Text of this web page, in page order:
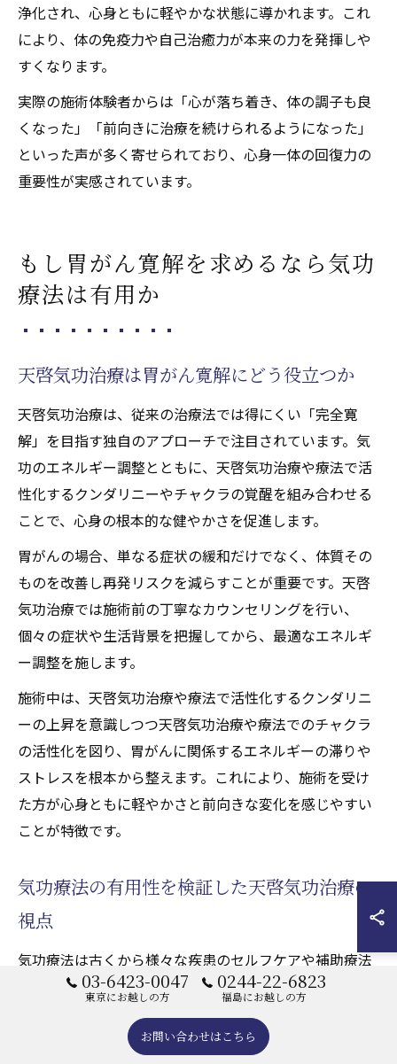
浄化され、心身ともに軽やかな状態に導かれます。これ
により、体の免疫力や自己治癒力が本来の力を発揮しや
すくなります。
実際の施術体験者からは「心が落ち着き、体の調子も良
くなった」「前向きに治療を続けられるようになった」
といった声が多く寄せられており、心身一体の回復力の
重要性が実感されています。
もし胃がん寛解を求めるなら気功
療法は有用か
天啓気功治療は胃がん寛解にどう役立つか
天啓気功治療は、従来の治療法では得にくい「完全寛
解」を目指す独自のアプローチで注目されています。気
功のエネルギー調整とともに、天啓気功治療や療法で活
性化するクンダリニーやチャクラの覚醒を組み合わせる
ことで、心身の根本的な健やかさを促進します。
胃がんの場合、単なる症状の緩和だけでなく、体質その
ものを改善し再発リスクを減らすことが重要です。天啓
気功治療では施術前の丁寧なカウンセリングを行い、
個々の症状や生活背景を把握してから、最適なエネルギ
ー調整を施します。
施術中は、天啓気功治療や療法で活性化するクンダリニ
ーの上昇を意識しつつ天啓気功治療や療法でのチャクラ
の活性化を図り、胃がんに関係するエネルギーの滞りや
ストレスを根本から整えます。これにより、施術を受け
た方が心身ともに軽やかさと前向きな変化を感じやすい
ことが特徴です。
気功療法の有用性を検証した天啓気功治療の
視点
気功療法は古くから様々な疾患のセルフケアや補助療法
として活用されてきましたが、天啓気功治療ではその有
するクンダリニーやチャクラの活性化を重視していま
03-6423-0047
東京にお越しの方
0244-22-6823
福島にお越しの方
お問い合わせはこちら